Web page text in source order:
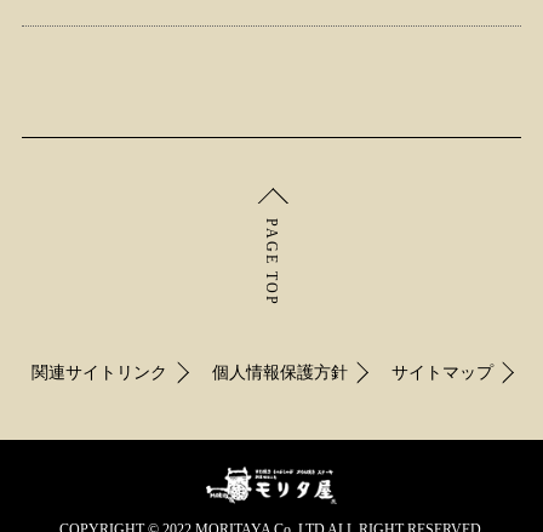
PAGE TOP
関連サイトリンク 個人情報保護方針 サイトマップ